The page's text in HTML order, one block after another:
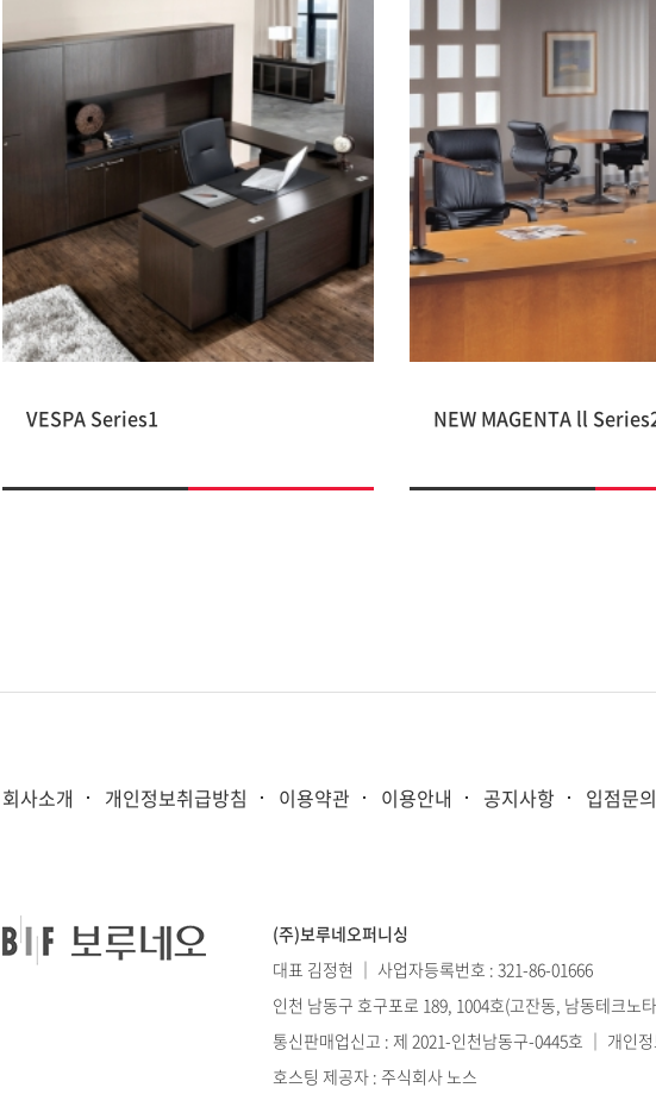
VESPA Series1 NEW MAGENTA ll
회사소개 개인정보취급방침 이용약관 이용안내 공지사항 입점문
(주)보루네오퍼니싱
대표 김정현 ｜ 사업자등록번호 : 321-86-01666
인천 남동구 호구포로 189, 1004호(고잔동, 남동테크노
통신판매업신고 : 제 2021-인천남동구-0445호 ｜ 개
호스팅 제공자 : 주식회사 노스